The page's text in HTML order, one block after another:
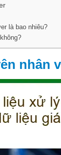
là bao nhiêu?
nhân